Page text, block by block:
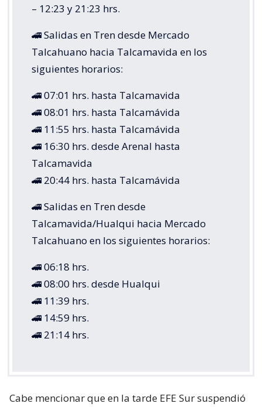
– 12:23 y 21:23 hrs.
🚄 Salidas en Tren desde Mercado
Talcahuano hacia Talcamavida en los
siguientes horarios:
🚄 07:01 hrs. hasta Talcamavida
🚄 08:01 hrs. hasta Talcamávida
🚄 11:55 hrs. hasta Talcamávida
🚄 16:30 hrs. desde Arenal hasta
Talcamavida
🚄 20:44 hrs. hasta Talcamávida
🚄 Salidas en Tren desde
Talcamavida/Hualqui hacia Mercado
Talcahuano en los siguientes horarios:
🚄 06:18 hrs.
🚄 08:00 hrs. desde Hualqui
🚄 11:39 hrs.
🚄 14:59 hrs.
🚄 21:14 hrs.
Cabe mencionar que en la tarde EFE Sur suspendió